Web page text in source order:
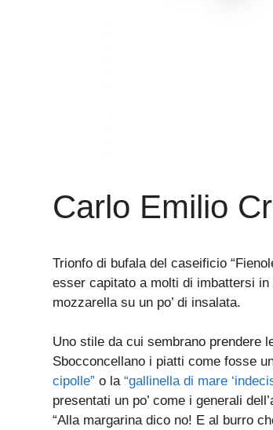
Carlo Emilio
Trionfo di bufala del caseificio
esser capitato a molti di imbattersi
mozzarella su un po’ di insalata.
Uno stile da cui sembrano prendere
Sbocconcellano i piatti come fosse
cipolle” o la“gallinella di mare
presentati un po’ come i generali
“Alla margarina dico no! E al burro